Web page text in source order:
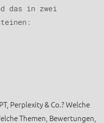
das in zwei
Perplexity & Co.? Welche
Themen, Bewertungen,